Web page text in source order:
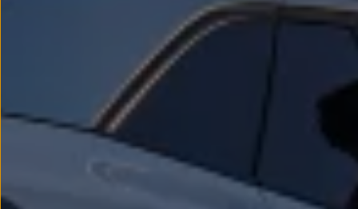
Passat
Tiguan
Touareg
Touran
t-roc-1
Asistencia en carretera